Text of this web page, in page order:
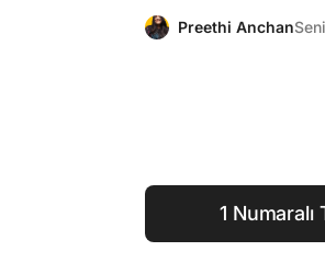
Preethi Anchan
1